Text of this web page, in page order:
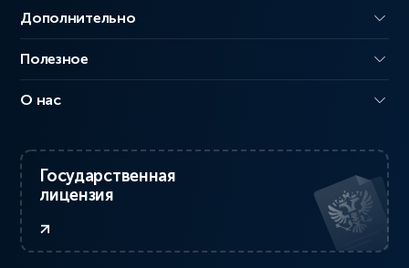
Дополнительно
Полезное
О нас
Государственная
лицензия